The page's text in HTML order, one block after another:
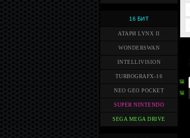
16 БИТ
АТАРИ LYNX II
WONDERSWAN
INTELLIVISION
TURBOGRAFX-16
NEO GEO POCKET
SUPER NINTENDO
SEGA MEGA DRIVE